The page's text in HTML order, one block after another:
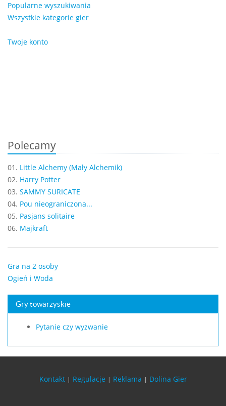
Popularne wyszukiwania
Wszystkie kategorie gier
Twoje konto
Polecamy
01. Little Alchemy (Mały Alchemik)
02. Harry Potter
03. SAMMY SURICATE
04. Pou nieograniczona...
05. Pasjans solitaire
06. Majkraft
Gra na 2 osoby
Ogień i Woda
Gry towarzyskie
Pytanie czy wyzwanie
Kontakt | Regulacje | Reklama | Dolina Gier